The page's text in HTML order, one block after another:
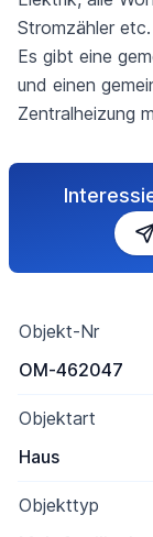
Stromzähler etc.
Es gibt eine
und einen
Zentralheizung
Objekt-Nr
OM-462047
Objektart
Haus
Objekttyp